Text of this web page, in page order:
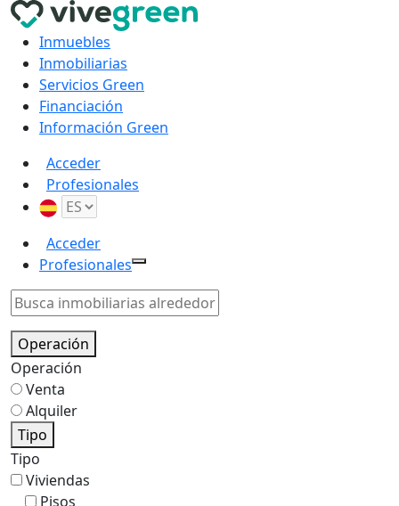
Inmuebles
Inmobiliarias
Servicios Green
Financiación
Información Green
Acceder
Profesionales
Acceder
Profesionales
Operación
Operación
Venta
Alquiler
Tipo
Tipo
Viviendas
Pisos